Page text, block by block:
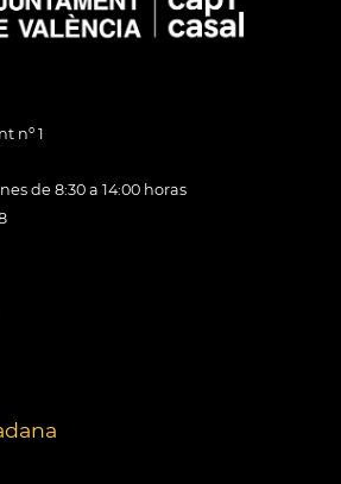
nº 1
de 8:30 a 14:00 horas